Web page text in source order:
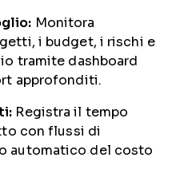
Monitora
i budget, i rischi e
tramite dashboard
approfonditi.
Registra il tempo
con flussi di
automatico del costo